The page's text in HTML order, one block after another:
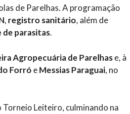
de Parelhas. A programação
, registro sanitário, além de
parasitas.
Agropecuária de Parelhase, à
Forró eMessias Paraguai, no
Leiteiro, culminando na